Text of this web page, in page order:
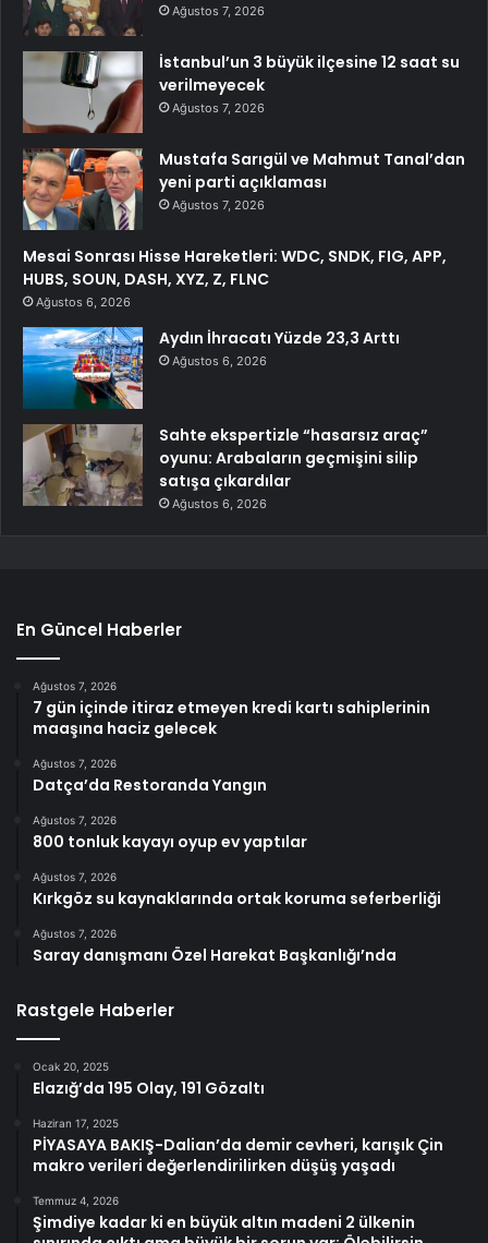
Ağustos 7, 2026
İstanbul’un 3 büyük ilçesine 12 saat su
verilmeyecek
Ağustos 7, 2026
Mustafa Sarıgül ve Mahmut Tanal’dan
yeni parti açıklaması
Ağustos 7, 2026
Mesai Sonrası Hisse Hareketleri: WDC, SNDK, FIG, APP,
HUBS, SOUN, DASH, XYZ, Z, FLNC
Ağustos 6, 2026
Aydın İhracatı Yüzde 23,3 Arttı
Ağustos 6, 2026
Sahte ekspertizle “hasarsız araç”
oyunu: Arabaların geçmişini silip
satışa çıkardılar
Ağustos 6, 2026
En Güncel Haberler
Ağustos 7, 2026
7 gün içinde itiraz etmeyen kredi kartı sahiplerinin
maaşına haciz gelecek
Ağustos 7, 2026
Datça’da Restoranda Yangın
Ağustos 7, 2026
800 tonluk kayayı oyup ev yaptılar
Ağustos 7, 2026
Kırkgöz su kaynaklarında ortak koruma seferberliği
Ağustos 7, 2026
Saray danışmanı Özel Harekat Başkanlığı’nda
Rastgele Haberler
Ocak 20, 2025
Elazığ’da 195 Olay, 191 Gözaltı
Haziran 17, 2025
PİYASAYA BAKIŞ-Dalian’da demir cevheri, karışık Çin
makro verileri değerlendirilirken düşüş yaşadı
Temmuz 4, 2026
Şimdiye kadar ki en büyük altın madeni 2 ülkenin